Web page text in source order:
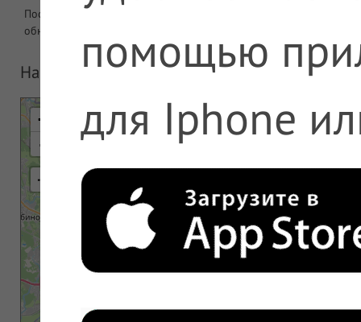
Последнее
обновление
На карте
+
-
⇢
помощью
для Iphone